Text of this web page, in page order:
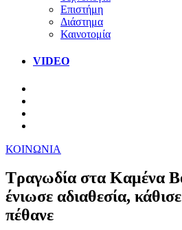
Επιστήμη
Διάστημα
Καινοτομία
VIDEO
ΚΟΙΝΩΝΙΑ
Τραγωδία στα Καμένα
ένιωσε αδιαθεσία,
πέθανε